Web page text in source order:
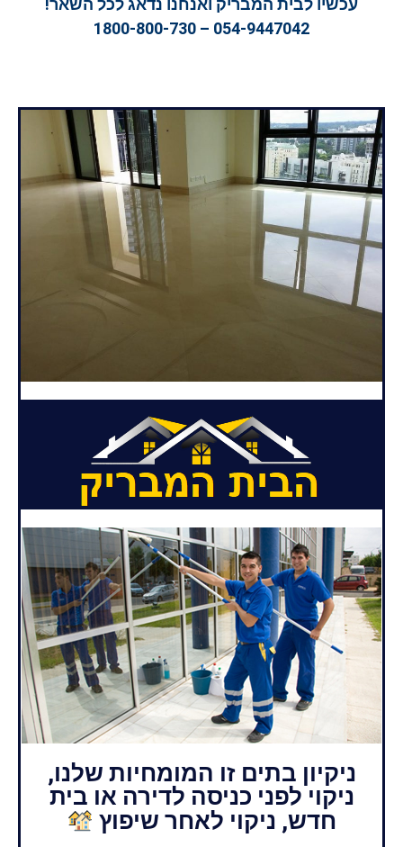
עכשיו לבית המבריק ואנחנו נדאג לכל השאר!
054-9447042 – 1800-800-730
ניקיון בתים זו המומחיות שלנו,
ניקוי לפני כניסה לדירה או בית
חדש, ניקוי לאחר שיפוץ